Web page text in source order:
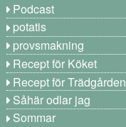
Podcast
potatis
provsmakning
Recept för Köket
Recept för Trädgården
Såhär odlar jag
Sommar